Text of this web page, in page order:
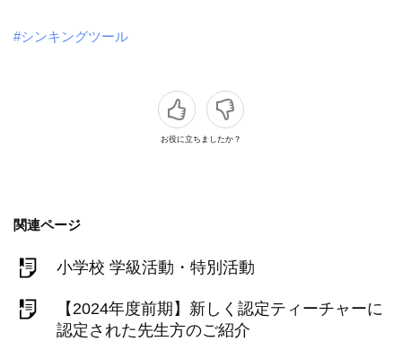
#シンキングツール
お役に立ちましたか？
関連ページ
小学校 学級活動・特別活動
【2024年度前期】新しく認定ティーチャーに
認定された先生方のご紹介